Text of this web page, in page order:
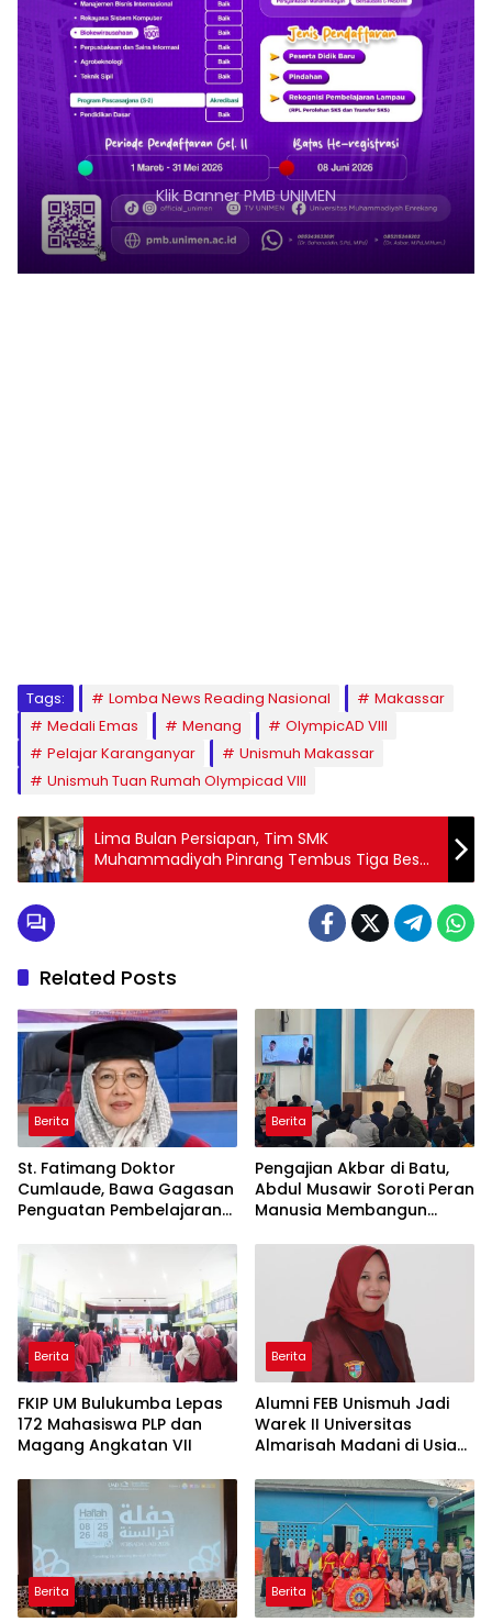
Klik Banner PMB UNIMEN
Tags: Lomba News Reading Nasional
Makassar
Medali Emas
Menang
OlympicAD VIII
Pelajar Karanganyar
Unismuh Makassar
Unismuh Tuan Rumah Olympicad VIII
Lima Bulan Persiapan, Tim SMK
Muhammadiyah Pinrang Tembus Tiga Besar
Nasional
Related Posts
Berita
St. Fatimang Doktor
Cumlaude, Bawa Gagasan
Penguatan Pembelajaran
Vokasi
Berita
Pengajian Akbar di Batu,
Abdul Musawir Soroti Peran
Manusia Membangun
Berita
FKIP UM Bulukumba Lepas
172 Mahasiswa PLP dan
Magang Angkatan VII
Berita
Alumni FEB Unismuh Jadi
Warek II Universitas
Almarisah Madani di Usia
Berita Berita